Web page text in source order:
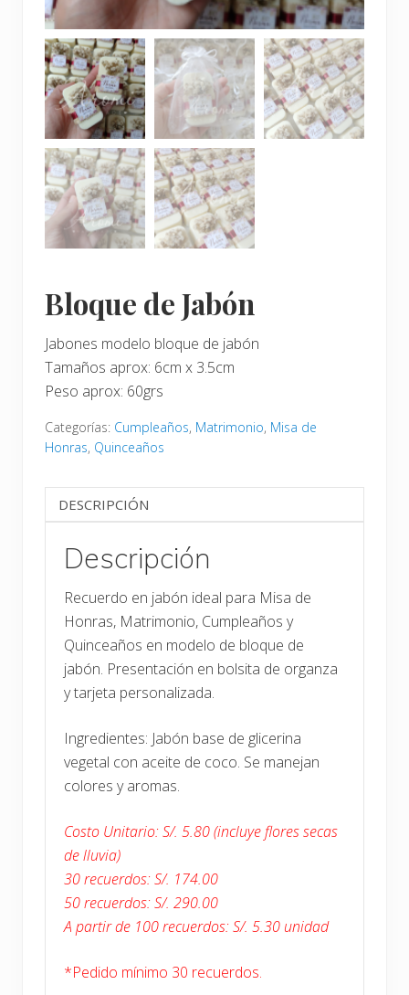
Bloque de Jabón
Jabones modelo bloque de jabón
Tamaños aprox: 6cm x 3.5cm
Peso aprox: 60grs
Categorías: Cumpleaños, Matrimonio, Misa de
Honras, Quinceaños
DESCRIPCIÓN
Descripción
Recuerdo en jabón ideal para Misa de
Honras, Matrimonio, Cumpleaños y
Quinceaños en modelo de bloque de
jabón. Presentación en bolsita de organza
y tarjeta personalizada.
Ingredientes: Jabón base de glicerina
vegetal con aceite de coco. Se manejan
colores y aromas.
Costo Unitario: S/. 5.80 (incluye flores secas
de lluvia)
30 recuerdos: S/. 174.00
50 recuerdos: S/. 290.00
A partir de 100 recuerdos: S/. 5.30 unidad
*Pedido mínimo 30 recuerdos.